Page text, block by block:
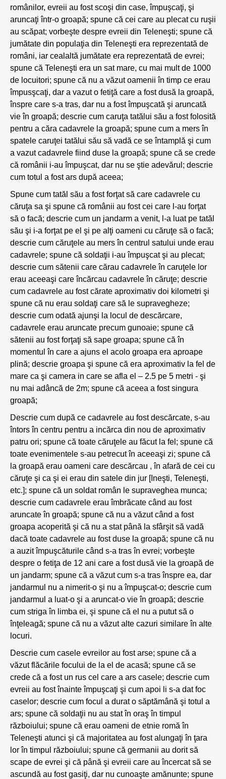
românilor, evreii au fost scoşi din case, împuşcaţi, şi
aruncaţi într-o groapă; spune că cei care au plecat cu ruşii
au scăpat; vorbeşte despre evreii din Teleneşti; spune că
jumătate din populaţia din Teleneşti era reprezentată de
români, iar cealaltă jumătate era reprezentată de evrei;
spune că Teleneşti era un sat mare, cu mai mult de 1000
de locuitori; spune că nu a văzut oamenii în timp ce erau
împusşcaţi, dar a vazut o fetiţă care a fost dusă la groapă,
înspre care s-a tras, dar nu a fost împuşcată şi aruncată
vie în groapă; descrie cum caruţa tatălui său a fost folosită
pentru a căra cadavrele la groapă; spune cum a mers în
spatele caruţei tatălui său să vadă ce se întamplă şi cum
a vazut cadavrele fiind duse la groapă; spune că se crede
că românii i-au împuşcat, dar nu se ştie adevărul; descrie
cum totul a fost ars după aceea;
Spune cum tatăl său a fost forţat să care cadavrele cu
căruţa sa şi spune că românii au fost cei care l-au forţat
să o facă; descrie cum un jandarm a venit, l-a luat pe tatăl
său şi i-a forţat pe el şi pe alţi oameni cu căruţe să o facă;
descrie cum căruţele au mers în centrul satului unde erau
cadavrele; spune că soldaţii i-au împuşcat şi au plecat;
descrie cum sătenii care cărau cadavrele în caruţele lor
erau aceeaşi care încărcau cadavrele în căruţe; descrie
cum cadavrele au fost cărate aproximativ doi kilometri şi
spune că nu erau soldaţi care să le supravegheze;
descrie cum odată ajunşi la locul de descărcare,
cadavrele erau aruncate precum gunoaie; spune că
sătenii au fost forţaţi să sape groapa; spune că în
momentul în care a ajuns el acolo groapa era aproape
plină; descrie groapa şi spune că era aproximativ la fel de
mare ca şi camera in care se afla el – 2.5 pe 5 metri - şi
nu mai adâncă de 2m; spune că aceea a fost singura
groapă;
Descrie cum după ce cadavrele au fost descărcate, s-au
întors în centru pentru a incărca din nou de aproximativ
patru ori; spune că toate căruţele au făcut la fel; spune că
toate evenimentele s-au petrecut în aceeaşi zi; spune că
la groapă erau oameni care descărcau , în afară de cei cu
căruţe şi ca şi ei erau din satele din jur [Ineşti, Teleneşti,
etc.]; spune că un soldat român le supraveghea munca;
descrie cum cadavrele erau îmbrăcate când au fost
aruncate în groapă; spune că nu a văzut când a fost
groapa acoperită şi că nu a stat până la sfârşit să vadă
dacă toate cadavrele au fost duse la groapă; spune că nu
a auzit împuşcăturile când s-a tras în evrei; vorbeşte
despre o fetiţa de 12 ani care a fost dusă vie la groapă de
un jandarm; spune că a văzut cum s-a tras înspre ea, dar
jandarmul nu a nimerit-o şi nu a împuşcat-o; descrie cum
jandarmul a luat-o şi a aruncat-o vie în groapă; descrie
cum striga în limba ei, şi spune că el nu a putut să o
înţeleagă; spune că nu a văzut alte cazuri similare în alte
locuri.
Descrie cum casele evreilor au fost arse; spune că a
văzut flăcările focului de la el de acasă; spune că se
crede că a fost un rus cel care a ars casele; descrie cum
evreii au fost înainte împuşcaţi şi cum apoi li s-a dat foc
caselor; descrie cum focul a durat o săptămână şi totul a
ars; spune că soldaţii nu au stat în oraş în timpul
războiului; spune că erau oameni de etnie romă în
Teleneşti atunci şi că majoritatea au fost alungaţi în ţara
lor în timpul războiului; spune că germanii au dorit să
scape de evrei şi că până şi evreii care au încercat să se
ascundă au fost gasiţi, dar nu cunoaşte amănunte; spune